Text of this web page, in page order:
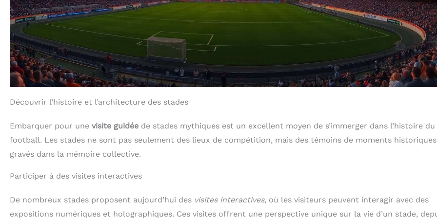
Découvrir l’histoire et l’architecture des stades
Embarquer pour une visite guidée de stades mythiques est un excellent moyen de s’immerger dans l’histoire du
football. Les stades ne sont pas seulement des lieux de compétition, mais des témoins de moments historiques
gravés dans la mémoire collective.
Participer à des visites interactives
De nombreux stades proposent aujourd’hui des visites interactives, où les visiteurs peuvent interagir avec des
expositions numériques et holographiques. Ces visites offrent une perspective unique sur la vie d’un stade,